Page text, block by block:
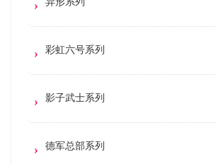
彩虹六号系列
影子武士系列
德军总部系列